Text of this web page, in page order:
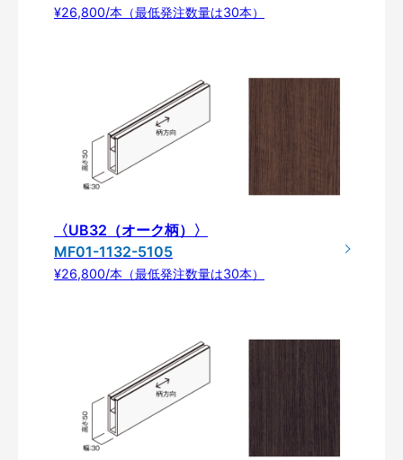
¥26,800/本（最低発注数量は30本）
〈UB32（オーク柄）〉
MF01-1132-5105
¥26,800/本（最低発注数量は30本）